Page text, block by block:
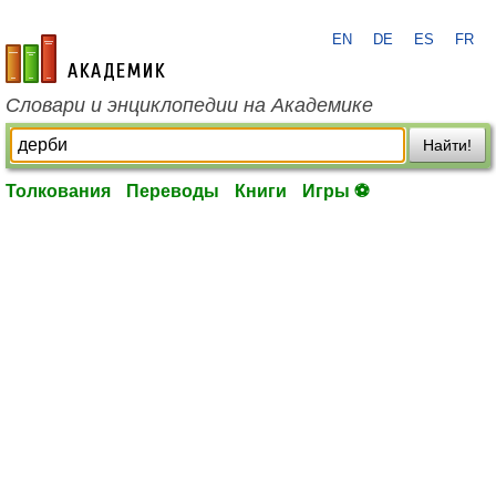
academic.ru
EN DE ES FR
Словари и энциклопедии на Академике
Найти!
Толкования Переводы Книги Игры ⚽